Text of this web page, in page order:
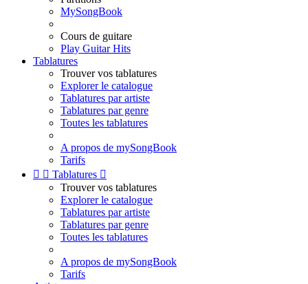
MySongBook
Cours de guitare
Play Guitar Hits
Tablatures
Trouver vos tablatures
Explorer le catalogue
Tablatures par artiste
Tablatures par genre
Toutes les tablatures
A propos de mySongBook
Tarifs
  Tablatures 
Trouver vos tablatures
Explorer le catalogue
Tablatures par artiste
Tablatures par genre
Toutes les tablatures
A propos de mySongBook
Tarifs